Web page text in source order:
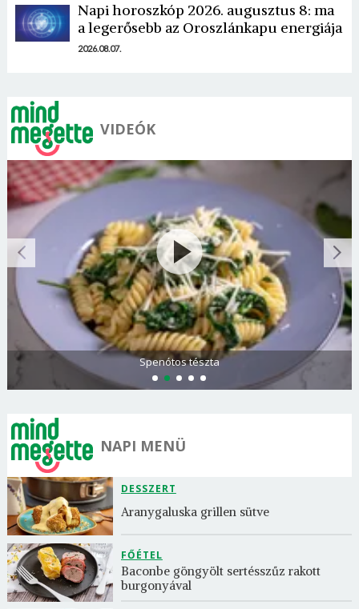
Napi horoszkóp 2026. augusztus 8: ma
a legerősebb az Oroszlánkapu energiája
2026.08.07.
VIDEÓK
Spenótos tészta
NAPI MENÜ
DESSZERT
Aranygaluska grillen sütve
FŐÉTEL
Baconbe göngyölt sertésszűz rakott
burgonyával
Mégse